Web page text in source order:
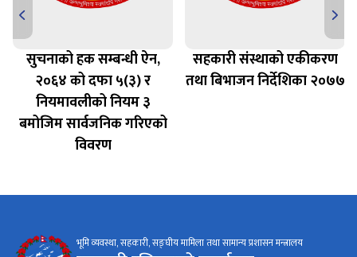
सुचनाको हक सम्बन्धी ऐन,
२०६४ को दफा ५(३) र
नियमावलीको नियम ३
बमोजिम सार्वजनिक गरिएको
विवरण
सहकारी संस्थाको एकीकरण
तथा बिभाजन निर्देशिका २०७७
भूमि व्यवस्था, सहकारी, सङ्घीय मामिला तथा सामान्य प्रशासन मन्त्रालय